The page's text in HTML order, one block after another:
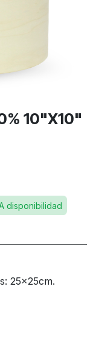
10"X10"
disponibilidad
25x25cm.